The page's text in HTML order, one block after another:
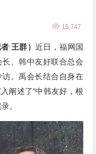
15,747
王群）近日，福网国
长、韩中友好联合总会
。禹会长结合自身在
阐述了“中韩友好，根
。